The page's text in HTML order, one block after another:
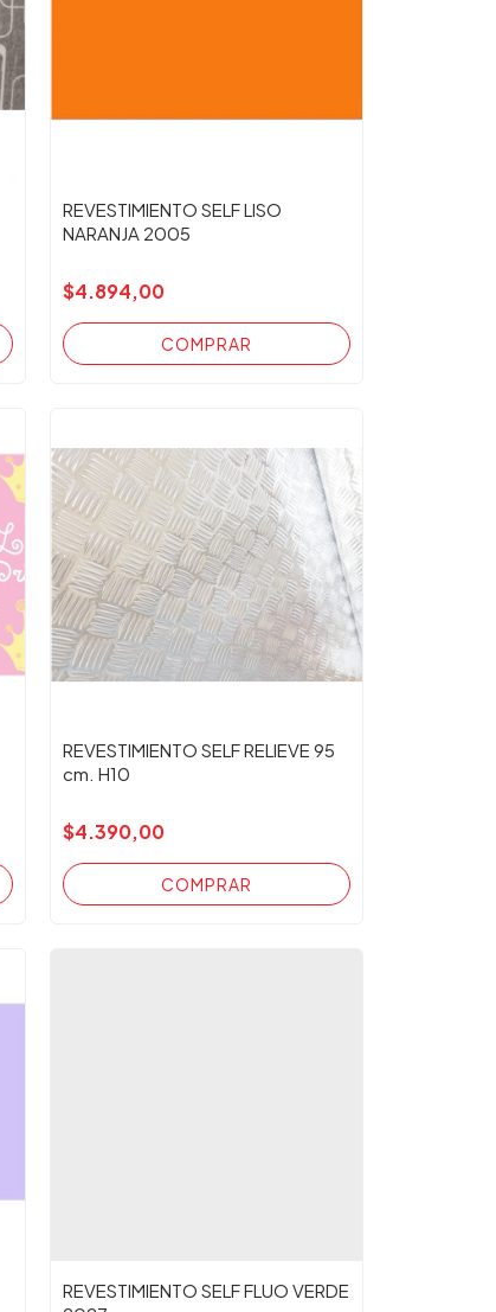
REVESTIMIENTO SELF LISO
NARANJA 2005
$4.894,00
REVESTIMIENTO SELF RELIEVE 95
cm. H10
$4.390,00
REVESTIMIENTO SELF FLUO VERDE